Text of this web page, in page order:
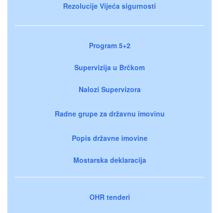
Rezolucije Vijeća sigurnosti
Program 5+2
Supervizija u Brčkom
Nalozi Supervizora
Radne grupe za državnu imovinu
Popis državne imovine
Mostarska deklaracija
OHR tenderi